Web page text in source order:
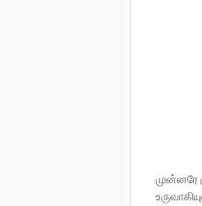
முன்னரே